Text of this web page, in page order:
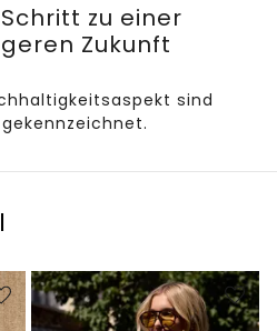
zu einer
Zukunft
sind